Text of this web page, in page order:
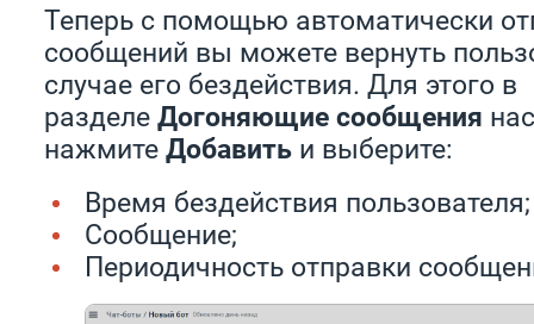
Теперь с помощью автоматически
сообщений вы можете вернуть
случае его бездействия. Для этого в
разделе Догоняющие сообщения
нажмите Добавить и выберите:
Время бездействия пользователя;
Сообщение;
Периодичность отправки